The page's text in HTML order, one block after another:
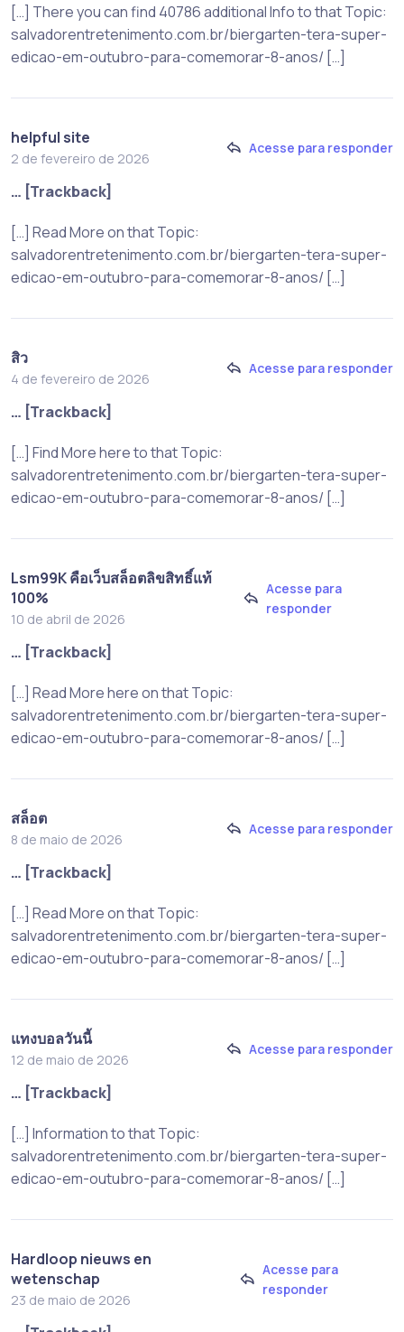
[…] There you can find 40786 additional Info to that Topic:
salvadorentretenimento.com.br/biergarten-tera-super-
edicao-em-outubro-para-comemorar-8-anos/ […]
helpful site
2 de fevereiro de 2026
Acesse para responder
… [Trackback]
[…] Read More on that Topic:
salvadorentretenimento.com.br/biergarten-tera-super-
edicao-em-outubro-para-comemorar-8-anos/ […]
สิว
4 de fevereiro de 2026
Acesse para responder
… [Trackback]
[…] Find More here to that Topic:
salvadorentretenimento.com.br/biergarten-tera-super-
edicao-em-outubro-para-comemorar-8-anos/ […]
Lsm99K คือเว็บสล็อตลิขสิทธิ์แท้
100%
10 de abril de 2026
Acesse para
responder
… [Trackback]
[…] Read More here on that Topic:
salvadorentretenimento.com.br/biergarten-tera-super-
edicao-em-outubro-para-comemorar-8-anos/ […]
สล็อต
8 de maio de 2026
Acesse para responder
… [Trackback]
[…] Read More on that Topic:
salvadorentretenimento.com.br/biergarten-tera-super-
edicao-em-outubro-para-comemorar-8-anos/ […]
แทงบอลวันนี้
12 de maio de 2026
Acesse para responder
… [Trackback]
[…] Information to that Topic:
salvadorentretenimento.com.br/biergarten-tera-super-
edicao-em-outubro-para-comemorar-8-anos/ […]
Hardloop nieuws en
wetenschap
23 de maio de 2026
Acesse para
responder